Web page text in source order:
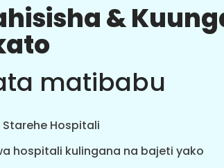
&
matibabu
Starehe Hospitali
hospitali kulingana na bajeti yako
ufuatiliaji
na timu yetu
masuala yako kila
za mara kwa mara
yako ya matibabu.